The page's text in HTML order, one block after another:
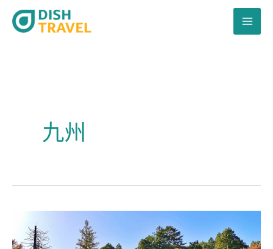
九州
本